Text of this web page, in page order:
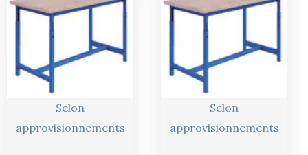
Selon
approvisionnements
initial
actuel
637,00 €.
Selon
approvisionnements
initial
actuel
468,00 €.